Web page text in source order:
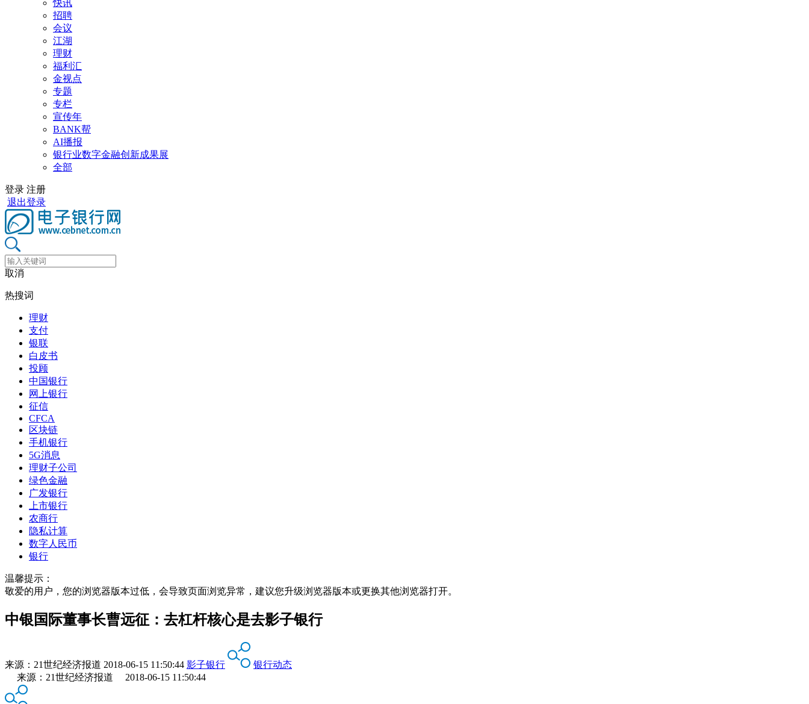
快讯
招聘
会议
江湖
理财
福利汇
金视点
专题
专栏
宣传年
BANK帮
AI播报
银行业数字金融创新成果展
全部
登录 注册
退出登录
取消
热搜词
理财
支付
银联
白皮书
投顾
中国银行
网上银行
征信
CFCA
区块链
手机银行
5G消息
理财子公司
绿色金融
广发银行
上市银行
农商行
隐私计算
数字人民币
银行
温馨提示：
敬爱的用户，您的浏览器版本过低，会导致页面浏览异常，建议您升级浏览器版本或更换其他浏览器打开。
中银国际董事长曹远征：去杠杆核心是去影子银行
来源： 21世纪经济报道 2018-06-15 11:50:44 影子银行
银行动态
来源：21世纪经济报道 2018-06-15 11:50:44